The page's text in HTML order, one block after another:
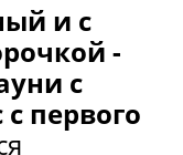
и с
-
с
первого